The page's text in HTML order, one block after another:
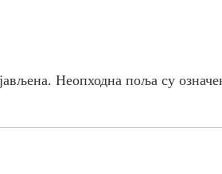
Неопходна поља су